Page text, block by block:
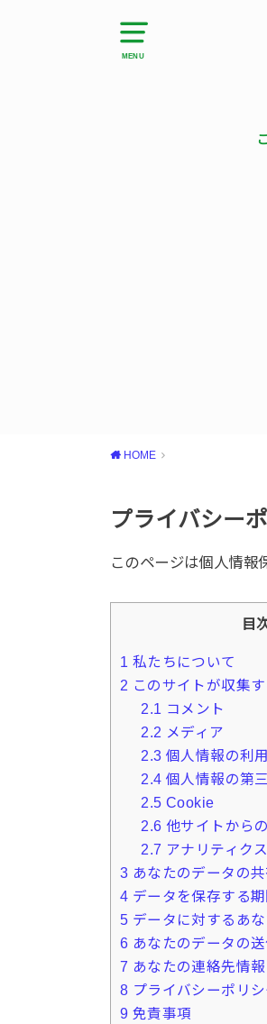
MENU
HOME
プライバシー
このページは個人情報
目
1 私たちについて
2 このサイトが収集
2.1 コメント
2.2 メディア
2.3 個人情報の利
2.4 個人情報の第
2.5 Cookie
2.6 他サイトから
2.7 アナリティクス
3 あなたのデータの
4 データを保存する期
5 データに対するあな
6 あなたのデータの
7 あなたの連絡先情報
8 プライバシーポリ
9 免責事項